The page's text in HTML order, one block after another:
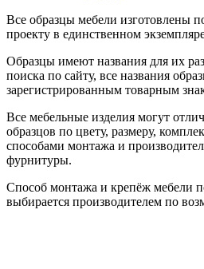
Все образцы мебели изготовлены
проекту в единственном
Образцы имеют названия для их
поиска по сайту, все названия
зарегистрированным товарным
Все мебельные изделия могут
образцов по цвету, размеру,
способами монтажа и
фурнитуры.
Способ монтажа и крепёж мебели
выбирается производителем по